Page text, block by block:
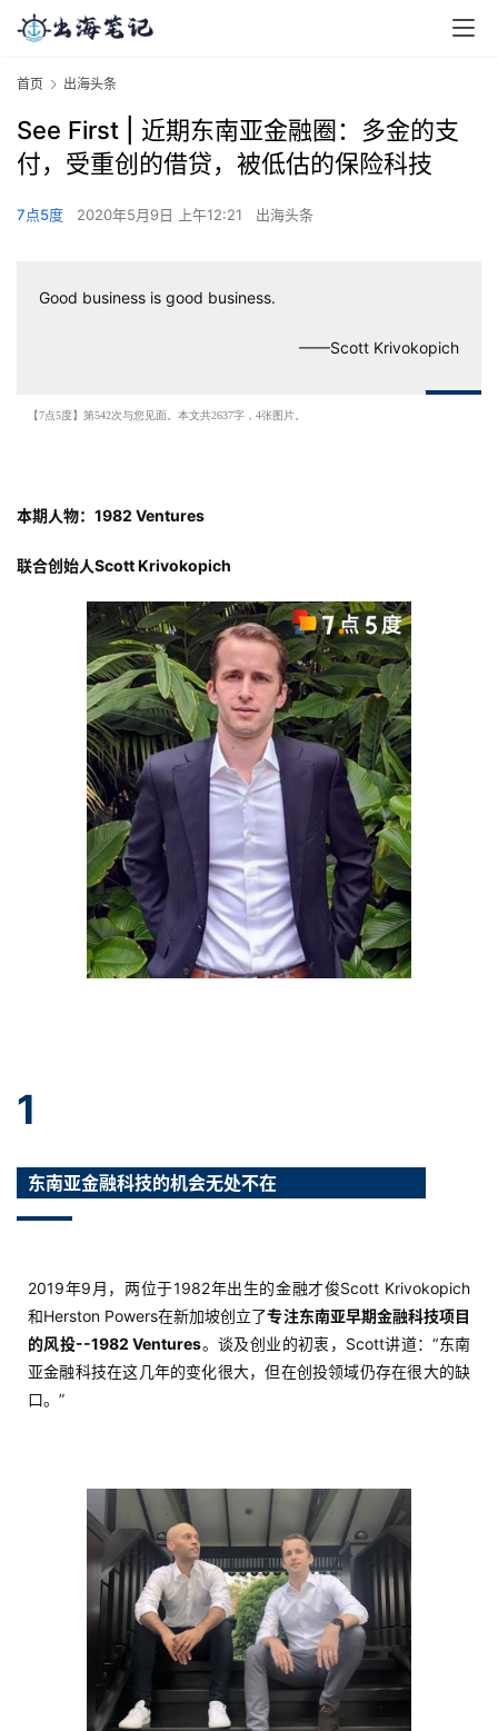
首页 出海头条
See First | 近期东南亚金融圈：多金的支
付，受重创的借贷，被低估的保险科技
7点5度 2020年5月9日 上午12:21 出海头条
Good business is good business.
——Scott Krivokopich
【7点5度】第542次与您见面。本文共2637字，4张图片。
本期人物：1982 Ventures
联合创始人Scott Krivokopich
1
东南亚金融科技的机会无处不在
2019年9月，两位于1982年出生的金融才俊Scott Krivokopich
和Herston Powers在新加坡创立了专注东南亚早期金融科技项目
的风投--1982 Ventures。谈及创业的初衷，Scott讲道：“东南
亚金融科技在这几年的变化很大，但在创投领域仍存在很大的缺
口。”